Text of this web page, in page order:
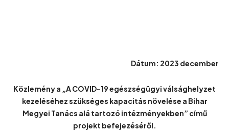
Dátum: 2023 december
Közlemény a „A COVID-19 egészségügyi válsághelyzet
kezeléséhez szükséges kapacitás növelése a Bihar
Megyei Tanács alá tartozó intézményekben” című
projekt befejezéséről.